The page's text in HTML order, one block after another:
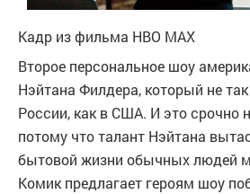
Кадр из фильма HBO MAX
Второе персональное шоу
Нэйтана Филдера, который не
России, как в США. И это срочно
потому что талант Нэйтана
бытовой жизни обычных людей
Комик предлагает героям шоу